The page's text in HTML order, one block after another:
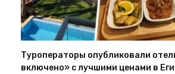
Туроператоры опубликовали
включено» с лучшими ценами в